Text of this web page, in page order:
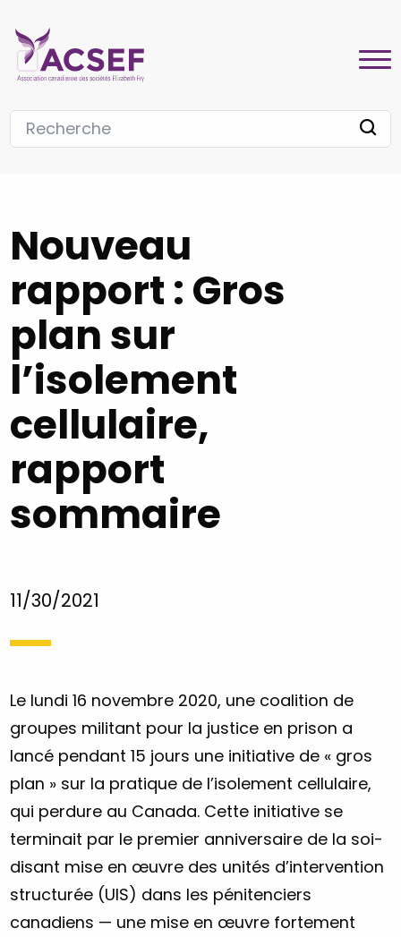
Nouveau
rapport : Gros
plan sur
l’isolement
cellulaire,
rapport
sommaire
11/30/2021
Le lundi 16 novembre 2020, une coalition de
groupes militant pour la justice en prison a
lancé pendant 15 jours une initiative de « gros
plan » sur la pratique de l’isolement cellulaire,
qui perdure au Canada. Cette initiative se
terminait par le premier anniversaire de la soi-
disant mise en œuvre des unités d’intervention
structurée (UIS) dans les pénitenciers
canadiens — une mise en œuvre fortement